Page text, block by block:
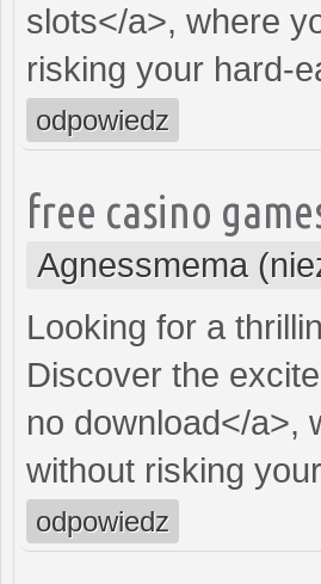
slots</a>, where
risking your hard-
odpowiedz
free casino
Agnessmema
Looking for a
Discover the
no download</a>,
without risking
odpowiedz